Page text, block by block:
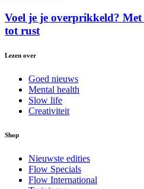
Voel je je overprikkeld? Met
tot rust
Lezen over
Goed nieuws
Mental health
Slow life
Creativiteit
Shop
Nieuwste edities
Flow Specials
Flow International